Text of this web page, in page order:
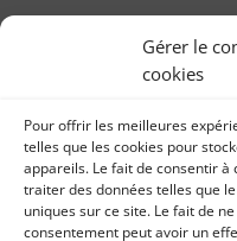
Gérer le
cookies
Pour offrir les meilleures
telles que les cookies pour
appareils. Le fait de consentir
traiter des données telles que
uniques sur ce site. Le fait de
consentement peut avoir un